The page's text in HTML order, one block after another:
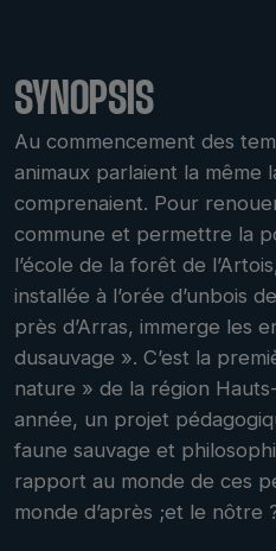
SYNOPSIS
Au commencement des
animaux parlaient la même
comprenaient. Pour
commune et permettre la
l’école de la forêt de
installée à l’orée d’unbois
près d’Arras, immerge les
dusauvage ». C’est la
nature » de la région
année, un projet
faune sauvage et
rapport au monde de ces
monde d’après ;et le nôtre